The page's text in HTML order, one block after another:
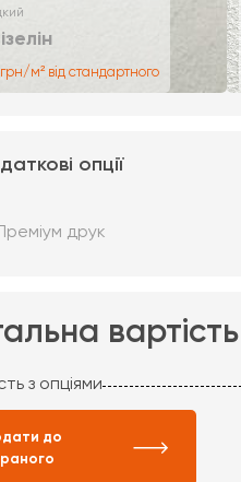
м² від стандартного
опції
друк
вартість
з опціями
до